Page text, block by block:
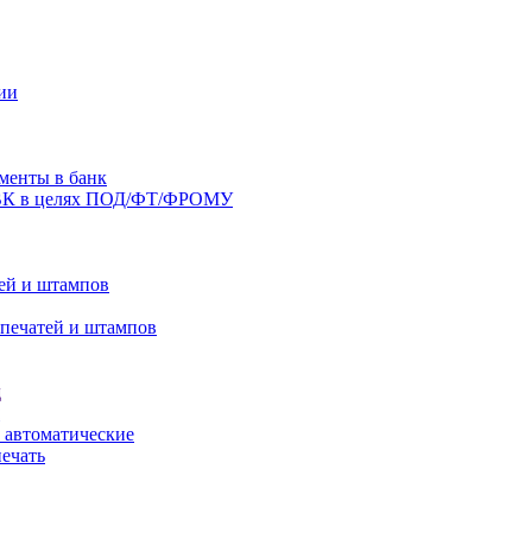
в банк
в целях ПОД/ФТ/ФРОМУ
и штампов
и штампов